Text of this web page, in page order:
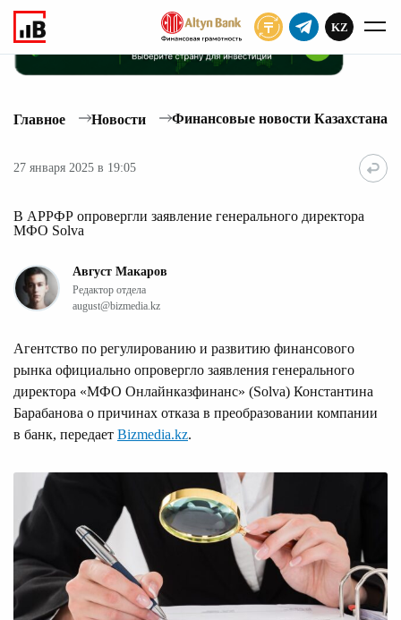
KZ
Главное Новости Финансовые новости Казахстана
27 января 2025 в 19:05
В АРРФР опровергли заявление генерального директора
МФО Solva
Август Макаров
Редактор отдела
august@bizmedia.kz
Агентство по регулированию и развитию финансового
рынка официально опровергло заявления генерального
директора «МФО Онлайнказфинанс» (Solva) Константина
Барабанова о причинах отказа в преобразовании компании
в банк, передает Bizmedia.kz.